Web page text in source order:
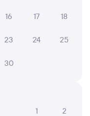
16 17 18
23 24 25
30
1
2